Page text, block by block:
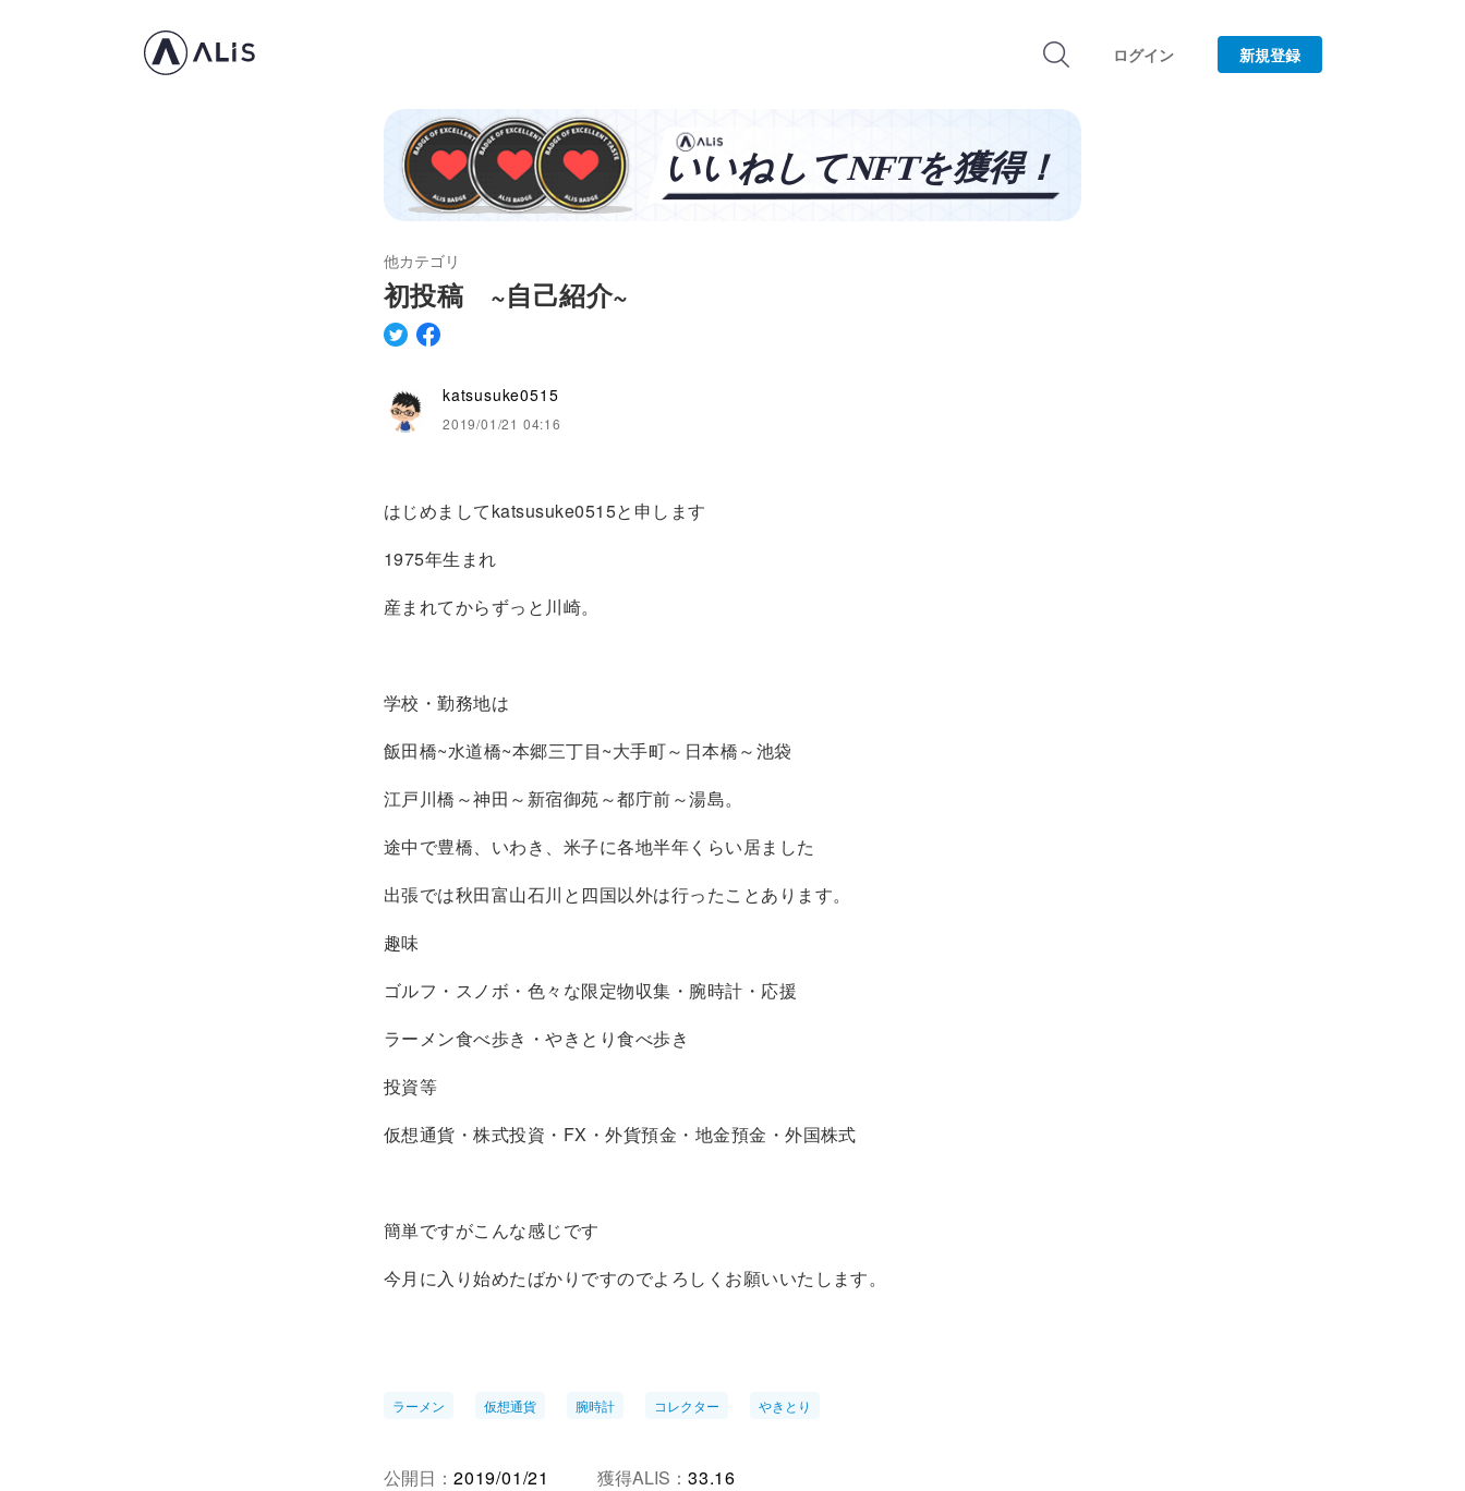
ログイン 新規登録
他カテゴリ
初投稿 ~自己紹介~
katsusuke0515
2019/01/21 04:16
はじめましてkatsusuke0515と申します
1975年生まれ
産まれてからずっと川崎。
学校・勤務地は
飯田橋~水道橋~本郷三丁目~大手町～日本橋～池袋
江戸川橋～神田～新宿御苑～都庁前～湯島。
途中で豊橋、いわき、米子に各地半年くらい居ました
出張では秋田富山石川と四国以外は行ったことあります。
趣味
ゴルフ・スノボ・色々な限定物収集・腕時計・応援
ラーメン食べ歩き・やきとり食べ歩き
投資等
仮想通貨・株式投資・FX・外貨預金・地金預金・外国株式
簡単ですがこんな感じです
今月に入り始めたばかりですのでよろしくお願いいたします。
ラーメン 仮想通貨 腕時計 コレクター やきとり
公開日： 2019/01/21 獲得ALIS： 33.16